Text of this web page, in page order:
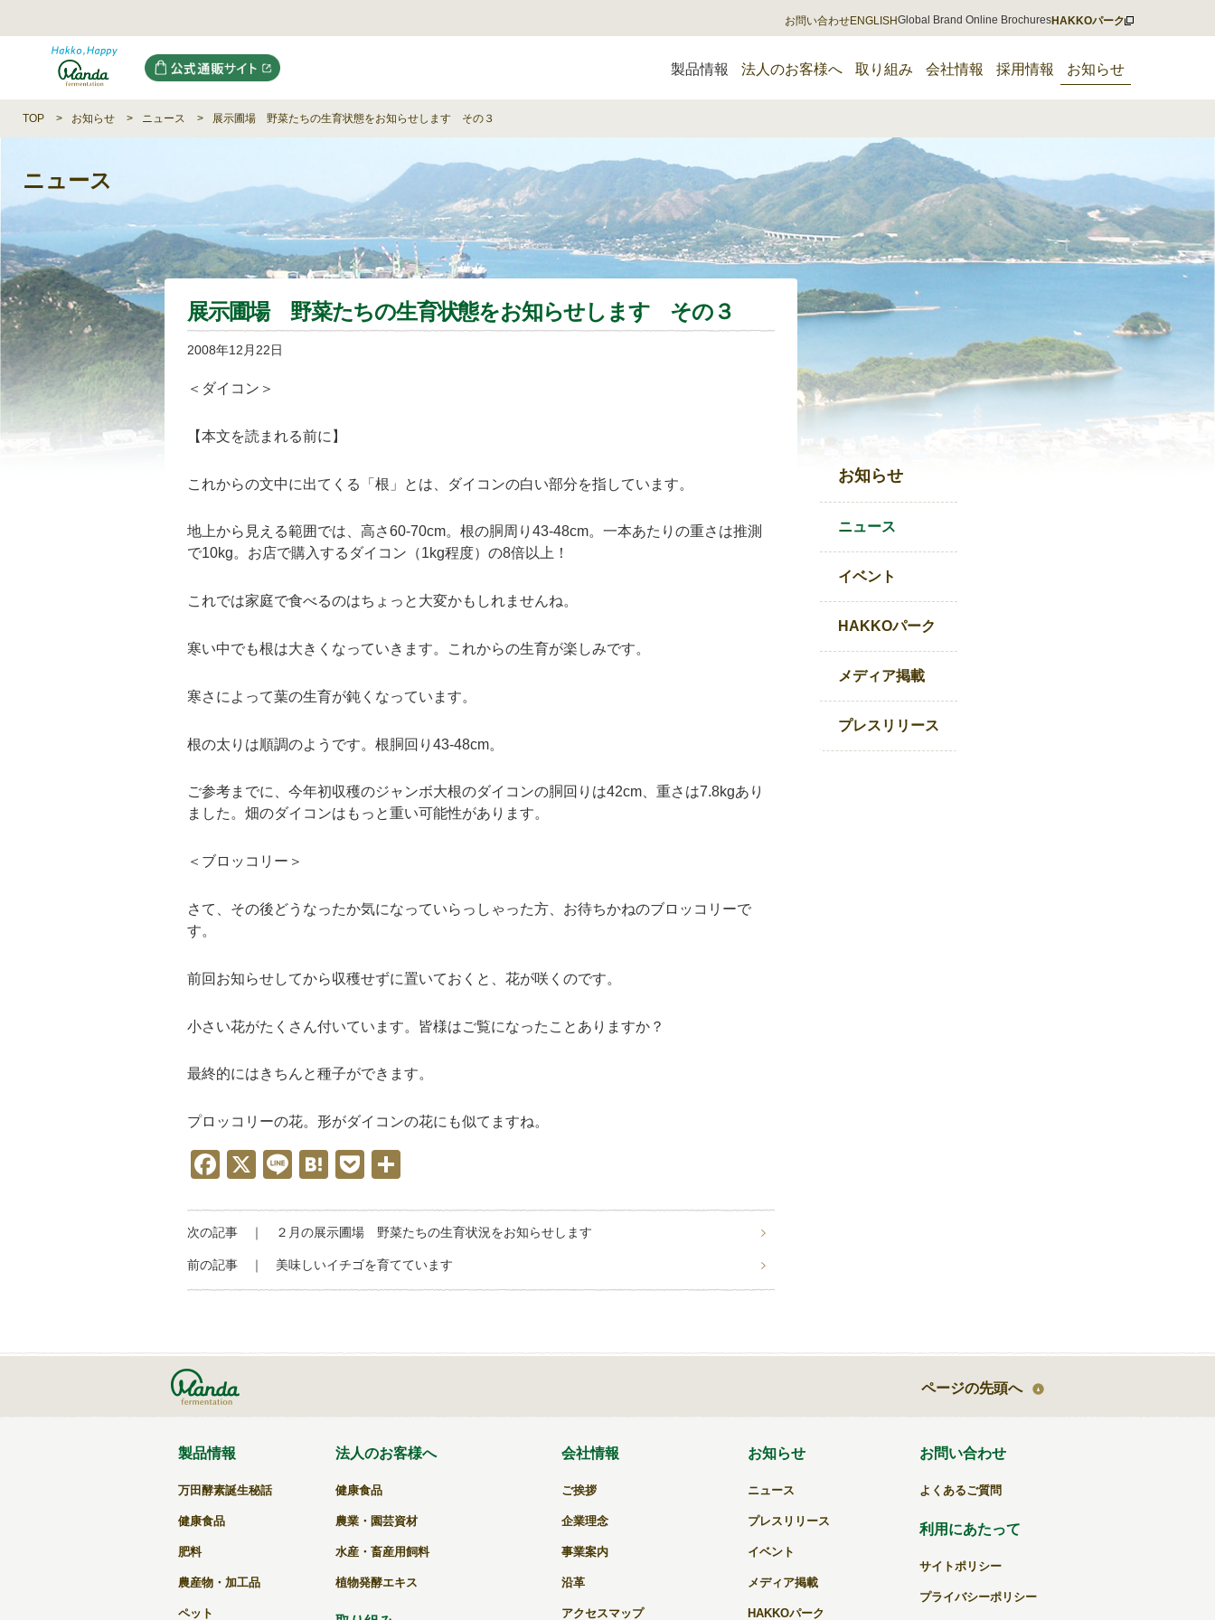
お問い合わせENGLISHGlobal Brand Online BrochuresHAKKOパーク
製品情報 法人のお客様へ 取り組み 会社情報 採用情報 お知らせ
TOP お知らせ ニュース 展示圃場 野菜たちの生育状態をお知らせします その３
ニュース
展示圃場 野菜たちの生育状態をお知らせします その３
2008年12月22日
＜ダイコン＞
【本文を読まれる前に】
これからの文中に出てくる「根」とは、ダイコンの白い部分を指しています。
地上から見える範囲では、高さ60-70cm。根の胴周り43-48cm。一本あたりの重さは推測
で10kg。お店で購入するダイコン（1kg程度）の8倍以上！
これでは家庭で食べるのはちょっと大変かもしれませんね。
寒い中でも根は大きくなっていきます。これからの生育が楽しみです。
寒さによって葉の生育が鈍くなっています。
根の太りは順調のようです。根胴回り43-48cm。
ご参考までに、今年初収穫のジャンボ大根のダイコンの胴回りは42cm、重さは7.8kgあり
ました。 畑のダイコンはもっと重い可能性があります。
＜ブロッコリー＞
さて、その後どうなったか気になっていらっしゃった方、お待ちかねのブロッコリーで
す。
前回お知らせしてから収穫せずに置いておくと、 花が咲くのです。
小さい花がたくさん付いています。皆様はご覧になったことありますか？
最終的にはきちんと種子ができます。
プロッコリーの花。形がダイコンの花にも似てますね。
F
c
e
b
k
X
Li
e
H
e
n
a
P
ck
et
次の記事 ｜ ２月の展示圃場 野菜たちの生育状況をお知らせします
前の記事 ｜ 美味しいイチゴを育てています
お知らせ
ニュース
イベント
HAKKOパーク
メディア掲載
プレスリリース
ページの先頭へ
製品情報
万田酵素誕生秘話
健康食品
肥料
農産物・加工品
ペット
法人のお客様へ
健康食品
農業・園芸資材
水産・畜産用飼料
植物発酵エキス
会社情報
ご挨拶
企業理念
事業案内
沿革
アクセスマップ
お知らせ
ニュース
プレスリリース
イベント
メディア掲載
HAKKOパーク
お問い合わせ
よくあるご質問
利用にあたって
サイトポリシー
プライバシーポリシー